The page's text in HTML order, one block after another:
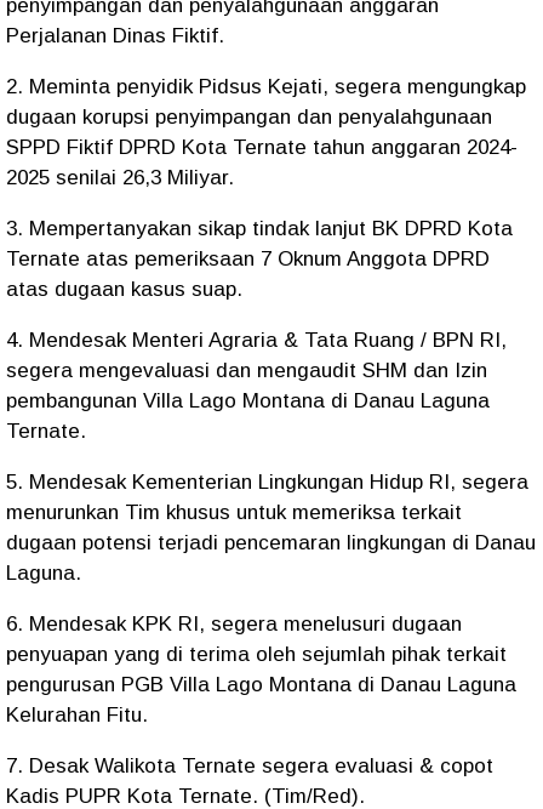
penyimpangan dan penyalahgunaan anggaran
Perjalanan Dinas Fiktif.
2. Meminta penyidik Pidsus Kejati, segera mengungkap
dugaan korupsi penyimpangan dan penyalahgunaan
SPPD Fiktif DPRD Kota Ternate tahun anggaran 2024-
2025 senilai 26,3 Miliyar.
3. Mempertanyakan sikap tindak lanjut BK DPRD Kota
Ternate atas pemeriksaan 7 Oknum Anggota DPRD
atas dugaan kasus suap.
4. Mendesak Menteri Agraria & Tata Ruang / BPN RI,
segera mengevaluasi dan mengaudit SHM dan Izin
pembangunan Villa Lago Montana di Danau Laguna
Ternate.
5. Mendesak Kementerian Lingkungan Hidup RI, segera
menurunkan Tim khusus untuk memeriksa terkait
dugaan potensi terjadi pencemaran lingkungan di Danau
Laguna.
6. Mendesak KPK RI, segera menelusuri dugaan
penyuapan yang di terima oleh sejumlah pihak terkait
pengurusan PGB Villa Lago Montana di Danau Laguna
Kelurahan Fitu.
7. Desak Walikota Ternate segera evaluasi & copot
Kadis PUPR Kota Ternate. (Tim/Red).